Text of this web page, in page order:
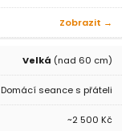
Zobrazit →
Velká (nad 60 cm)
Domácí seance s přáteli
~2 500 Kč